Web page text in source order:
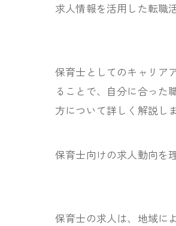
求人情報を活用した転職
保育士としてのキャリア
ることで、自分に合った
方について詳しく解説し
保育士向けの求人動向を
保育士の求人は、地域に